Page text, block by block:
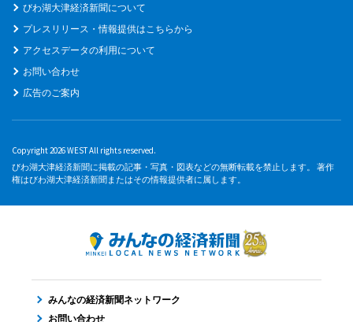
びわ湖大津経済新聞について
プレスリリース・情報提供はこちらから
アクセスデータの利用について
お問い合わせ
広告のご案内
Copyright 2026 WEST All rights reserved.
びわ湖大津経済新聞に掲載の記事・写真・図表などの無断転載を禁止します。 著作
権はびわ湖大津経済新聞またはその情報提供者に属します。
みんなの経済新聞ネットワーク
お問い合わせ